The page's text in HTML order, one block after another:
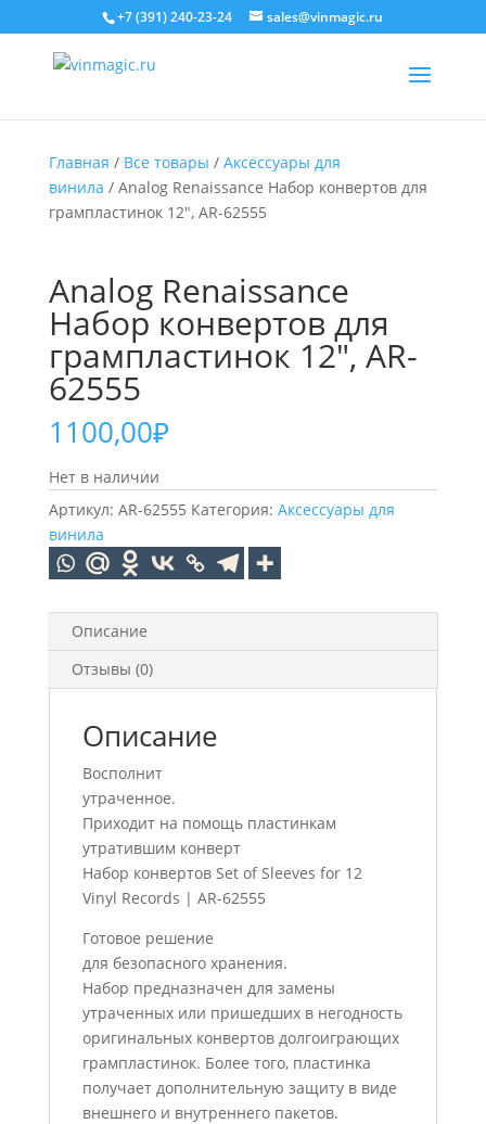
+7 (391) 240-23-24 sales@vinmagic.ru
Главная / Все товары / Аксессуары для
винила / Analog Renaissance Набор конвертов для
грампластинок 12″, AR-62555
Analog Renaissance
Набор конвертов для
грампластинок 12″, AR-
62555
1100,00₽
Нет в наличии
Артикул: AR-62555 Категория: Аксессуары для
винила
Описание
Отзывы (0)
Описание
Восполнит
утраченное.
Приходит на помощь пластинкам
утратившим конверт
Набор конвертов Set of Sleeves for 12
Vinyl Records | AR-62555
Готовое решение
для безопасного хранения.
Набор предназначен для замены
утраченных или пришедших в негодность
оригинальных конвертов долгоиграющих
грампластинок. Более того, пластинка
получает дополнительную защиту в виде
внешнего и внутреннего пакетов.